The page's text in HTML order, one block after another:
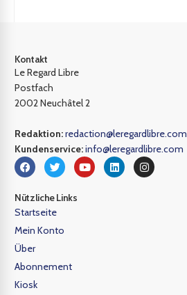
Kontakt
Le Regard Libre
Postfach
2002 Neuchâtel 2
Redaktion:redaction@leregardlibre.com
Kundenservice:info@leregardlibre.com
Nützliche Links
Startseite
Mein Konto
Über
Abonnement
Kiosk